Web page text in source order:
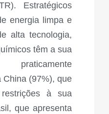
Estratégicos
energia limpa e
alta tecnologia,
têm a sua
China (97%), que
à sua
que apresenta